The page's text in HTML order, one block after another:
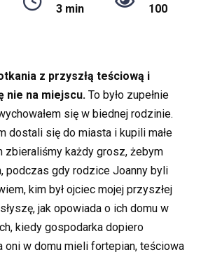
3 min 100
z przyszłą teściową i
nie na miejscu. To było zupełnie
się w biednej rodzinie.
dostali się do miasta i kupili małe
zbieraliśmy każdy grosz, żebym
podczas gdy rodzice Joanny byli
kim był ojciec mojej przyszłej
jak opowiada o ich domu w
kiedy gospodarka dopiero
oni w domu mieli fortepian, teściowa